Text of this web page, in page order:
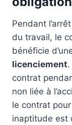
Pendant
du travail, le
bénéficie
licenciement.
contrat
non liée à
le contrat
inaptitude est